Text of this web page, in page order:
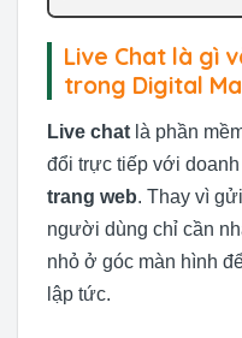
Live Chat là gì
trong Digital
Live chat là phần
đổi trực tiếp với
trang web. Thay vì
người dùng chỉ cần
nhỏ ở góc màn hình
lập tức.